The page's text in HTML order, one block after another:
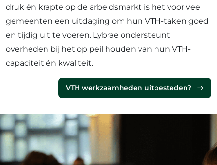
druk én krapte op de arbeidsmarkt is het voor veel
gemeenten een uitdaging om hun VTH-taken goed
en tijdig uit te voeren. Lybrae ondersteunt
overheden bij het op peil houden van hun VTH-
capaciteit én kwaliteit.
VTH werkzaamheden uitbesteden?